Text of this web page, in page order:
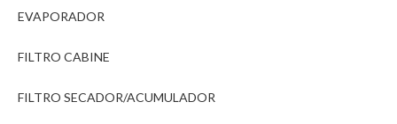
EVAPORADOR
FILTRO CABINE
FILTRO SECADOR/ACUMULADOR